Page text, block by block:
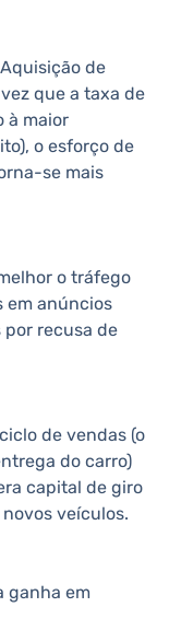
de
que a taxa de
à maior
o esforço de
se mais
o tráfego
em anúncios
por recusa de
de vendas (o
do carro)
capital de giro
veículos.
ganha em